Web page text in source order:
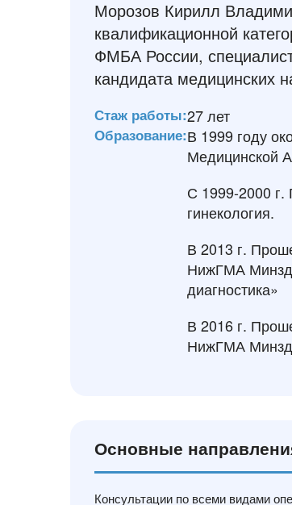
Морозов Кирилл
квалификационной
ФМБА России,
кандидата медицинских
Стаж работы:27 лет
Образование:В 1999 году
Медицинской
С 1999-2000 г.
гинекология.
В 2013 г.
НижГМА
диагностика»
В 2016 г.
НижГМА
Основные
Консультации по всеми видами